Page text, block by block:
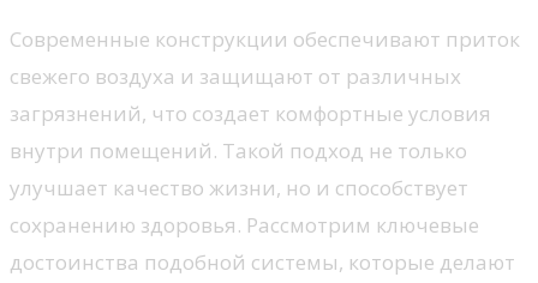
Современные конструкции обеспечивают приток
свежего воздуха и защищают от различных
загрязнений, что создает комфортные условия
внутри помещений. Такой подход не только
улучшает качество жизни, но и способствует
сохранению здоровья. Рассмотрим ключевые
достоинства подобной системы, которые делают